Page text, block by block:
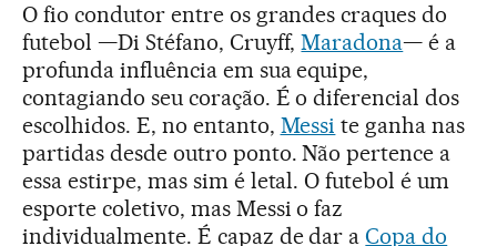
O fio condutor entre os grandes craques do
futebol —Di Stéfano, Cruyff,Maradona— é a
profunda influência em sua equipe,
contagiando seu coração. É o diferencial dos
escolhidos. E, no entanto, Messi te ganha nas
partidas desde outro ponto. Não pertence a
essa estirpe, mas sim é letal. O futebol é um
esporte coletivo, mas Messi o faz
individualmente. É capaz de dar aCopa do